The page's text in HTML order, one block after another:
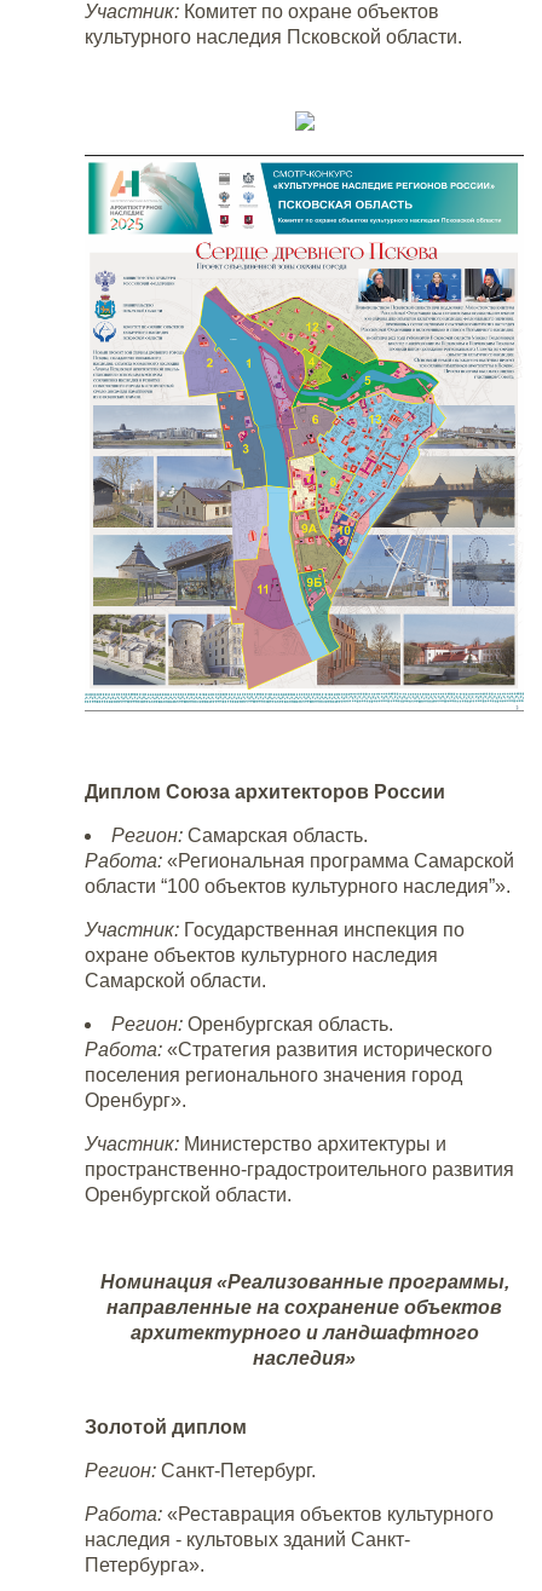
Участник: Комитет по охране объектов
культурного наследия Псковской области.
Диплом Союза архитекторов России
Регион: Самарская область.
Работа: «Региональная программа Самарской
области “100 объектов культурного наследия”».
Участник: Государственная инспекция по
охране объектов культурного наследия
Самарской области.
Регион: Оренбургская область.
Работа: «Стратегия развития исторического
поселения регионального значения город
Оренбург».
Участник: Министерство архитектуры и
пространственно-градостроительного развития
Оренбургской области.
Номинация «Реализованные программы,
направленные на сохранение объектов
архитектурного и ландшафтного
наследия»
Золотой диплом
Регион: Санкт-Петербург.
Работа: «Реставрация объектов культурного
наследия - культовых зданий Санкт-
Петербурга».